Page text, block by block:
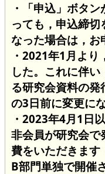
・「申込」ボタ
っても，申込締
なった場合は，お
・2021年1月よ
した。これに伴
る研究会資料の
の3日前に変更に
・2023年4月1日
非会員が研究会で
費をいただきま
B部門単独で開催